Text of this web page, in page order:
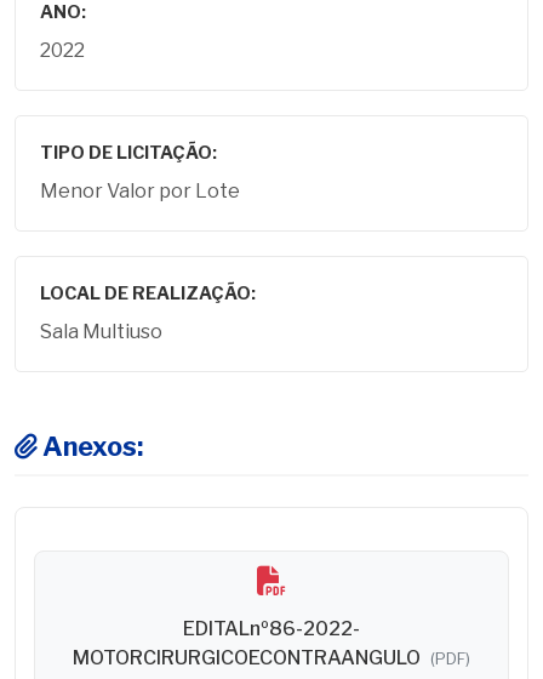
ANO:
2022
TIPO DE LICITAÇÃO:
Menor Valor por Lote
LOCAL DE REALIZAÇÃO:
Sala Multiuso
Anexos:
EDITALnº86-2022-
MOTORCIRURGICOECONTRAANGULO
(PDF)